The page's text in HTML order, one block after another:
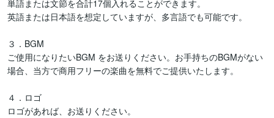
単語または文節を合計17個入れることができます。
英語または日本語を想定していますが、多言語でも可能です。
３．BGM
ご使用になりたいBGM をお送りください。お手持ちのBGMがない
場合、当方で商用フリーの楽曲を無料でご提供いたします。
４．ロゴ
ロゴがあれば、お送りください。